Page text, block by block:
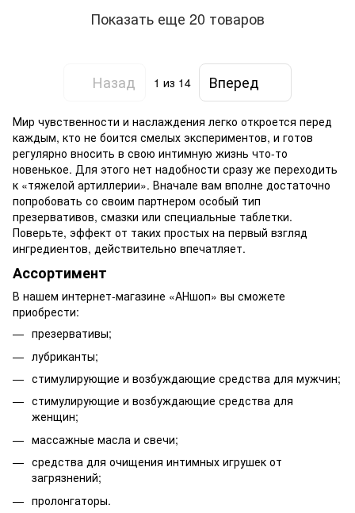
Показать еще 20 товаров
Назад 1 из 14 Вперед
Мир чувственности и наслаждения легко откроется перед
каждым, кто не боится смелых экспериментов, и готов
регулярно вносить в свою интимную жизнь что-то
новенькое. Для этого нет надобности сразу же переходить
к «тяжелой артиллерии». Вначале вам вполне достаточно
попробовать со своим партнером особый тип
презервативов, смазки или специальные таблетки.
Поверьте, эффект от таких простых на первый взгляд
ингредиентов, действительно впечатляет.
Ассортимент
В нашем интернет-магазине «АНшоп» вы сможете
приобрести:
презервативы;
лубриканты;
стимулирующие и возбуждающие средства для мужчин;
стимулирующие и возбуждающие средства для
женщин;
массажные масла и свечи;
средства для очищения интимных игрушек от
загрязнений;
пролонгаторы.